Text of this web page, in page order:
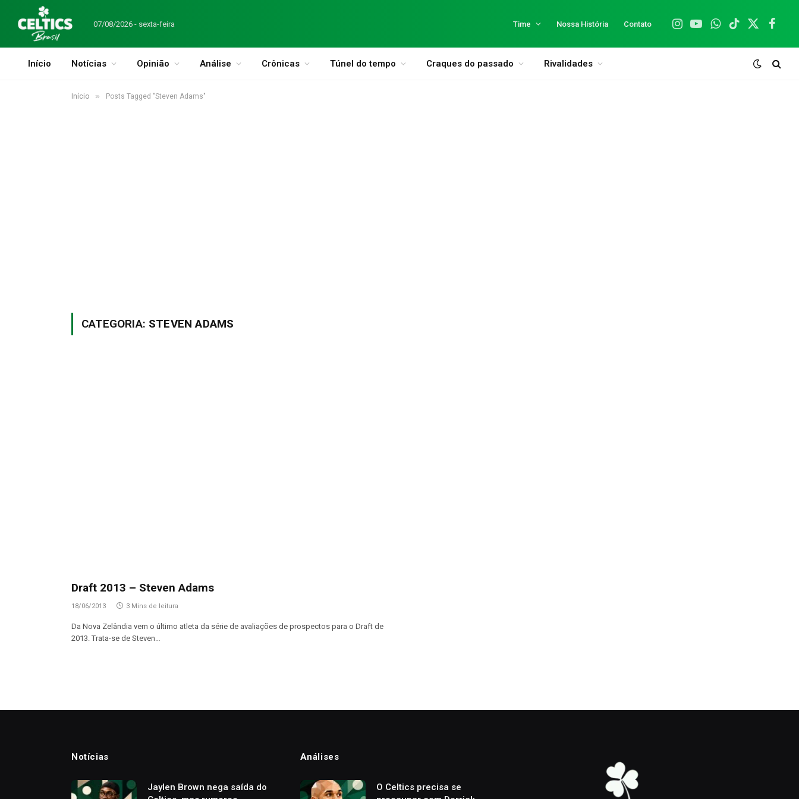
07/08/2026 - sexta-feira Time Nossa História Contato
Instagram
YouTubeWhatsApp
TikTok
X
Início Notícias Opinião Análise Crônicas Túnel do tempo Craques do passado Rivalidades
Início » Posts Tagged "Steven Adams"
CATEGORIA: STEVEN ADAMS
Draft 2013 – Steven Adams
18/06/2013 3 Mins de leitura
Da Nova Zelândia vem o último atleta da série de avaliações de prospectos para o Draft de
2013. Trata-se de Steven…
Notícias
Jaylen Brown nega saída do
Análises
O Celtics precisa se